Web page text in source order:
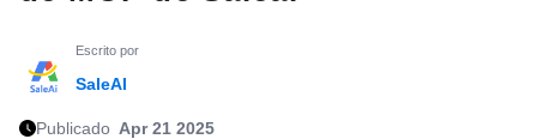
Escrito por
SaleAI
Publicado Apr 21 2025